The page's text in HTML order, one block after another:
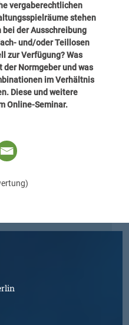
vergaberechtlichen
stehen
bei der Ausschreibung
und/oder Teillosen
zur Verfügung? Was
der Normgeber und was
im Verhältnis
Diese und weitere
Online-Seminar.